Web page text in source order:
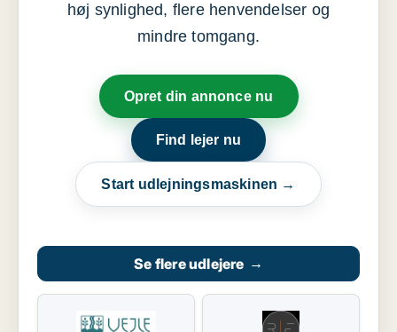
høj synlighed, flere henvendelser og
mindre tomgang.
Opret din annonce nu
Find lejer nu
Start udlejningsmaskinen →
Se flere udlejere →